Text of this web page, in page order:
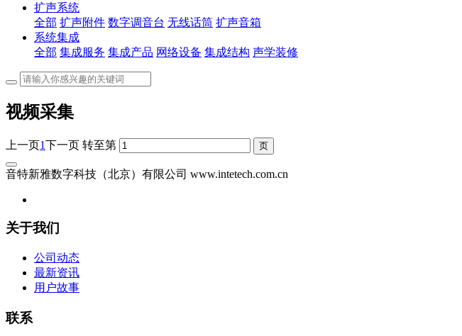
扩声系统
全部 扩声附件 数字调音台 无线话筒 扩声音箱
系统集成
全部 集成服务 集成产品 网络设备 集成结构 声学装修
视频采集
上一页1下一页 转至第
音特新雅数字科技（北京）有限公司 www.intetech.com.cn
关于我们
公司动态
最新资讯
用户故事
联系